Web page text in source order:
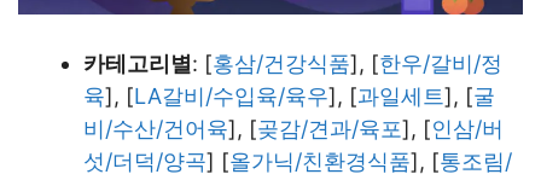
카테고리별 : [홍삼/건강식품], [한우/갈비/정
육], [LA갈비/수입육/육우], [과일세트], [굴
비/수산/건어육], [곶감/견과/육포], [인삼/버
섯/더덕/양곡] [올가닉/친환경식품], [통조림/